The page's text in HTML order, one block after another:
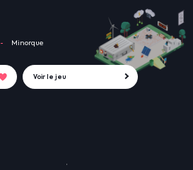
Minorque
Voir le jeu